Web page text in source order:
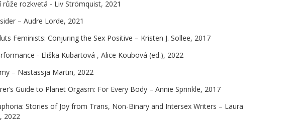
růže rozkvetá - Liv Strömquist, 2021
– Audre Lorde, 2021
Feminists: Conjuring the Sex Positive – Kristen J. Sollee, 2017
- Eliška Kubartová , Alice Koubová (ed.), 2022
– Nastassja Martin, 2022
Guide to Planet Orgasm: For Every Body – Annie Sprinkle, 2017
Stories of Joy from Trans, Non-Binary and Intersex Writers – Laura
2022